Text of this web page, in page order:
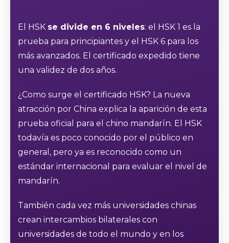
El HSK se divide en 6 niveles: el HSK 1 es la
prueba para principiantes y el HSK 6 para los
más avanzados. El certificado expedido tiene
una validez de dos años.
¿Como surge el certificado HSK? La nueva
atracción por China explica la aparición de esta
prueba oficial para el chino mandarín. El HSK
todavía es poco conocido por el público en
general, pero ya es reconocido como un
estándar internacional para evaluar el nivel de
mandarín.
También cada vez más universidades chinas
crean intercambios bilaterales con
universidades de todo el mundo y en los